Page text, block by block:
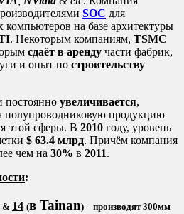
SOC для
на базе архитектуры
. Некоторым компаниям, TSMC
сдаёт в аренду части фабрик,
и опыт по строительству
постоянно увеличивается,
полупроводниковую продукцию
этой сферы. В 2010 году, уровень
$ 63.4 млрд. Причём компания
чем на 30% в 2011.
:
& 14 (в Tainan) – производят 300мм